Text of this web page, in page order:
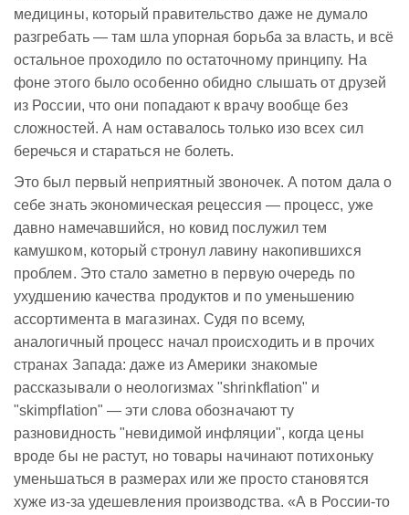
медицины, который правительство даже не думало
разгребать — там шла упорная борьба за власть, и всё
остальное проходило по остаточному принципу. На
фоне этого было особенно обидно слышать от друзей
из России, что они попадают к врачу вообще без
сложностей. А нам оставалось только изо всех сил
беречься и стараться не болеть.
Это был первый неприятный звоночек. А потом дала о
себе знать экономическая рецессия — процесс, уже
давно намечавшийся, но ковид послужил тем
камушком, который стронул лавину накопившихся
проблем. Это стало заметно в первую очередь по
ухудшению качества продуктов и по уменьшению
ассортимента в магазинах. Судя по всему,
аналогичный процесс начал происходить и в прочих
странах Запада: даже из Америки знакомые
рассказывали о неологизмах "shrinkflation" и
"skimpflation" — эти слова обозначают ту
разновидность "невидимой инфляции", когда цены
вроде бы не растут, но товары начинают потихоньку
уменьшаться в размерах или же просто становятся
хуже из-за удешевления производства. «А в России-то